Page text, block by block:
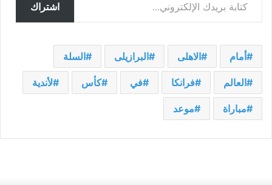
اشتراك
أمام الاهلى البرازيلى السلة
العالم فرانكا في كأس لأندية
مباراة موعد